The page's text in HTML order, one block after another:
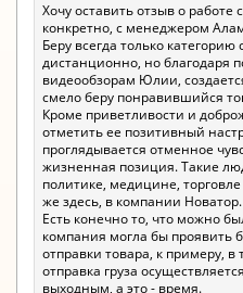
Хочу оставить отзыв о
конкретно, с менеджером
Беру всегда только
дистанционно, но благодаря
видеообзорам Юлии,
смело беру понравившийся
Кроме приветливости и
отметить ее позитивный
проглядывается отменное
жизненная позиция. Такие
политике, медицине,
же здесь, в компании Новатор.
Есть конечно то, что можно
компания могла бы проявить
отправки товара, к примеру,
отправка груза
выходным, а это - время.